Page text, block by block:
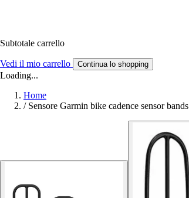
Subtotale carrello
Vedi il mio carrello Continua lo shopping
Loading...
Home
/ Sensore Garmin bike cadence sensor bands